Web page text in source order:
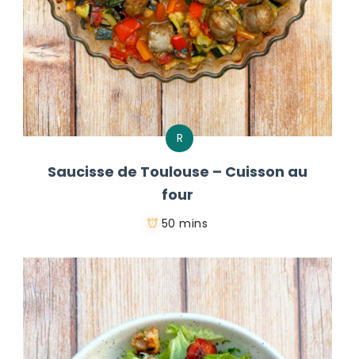
R
Saucisse de Toulouse – Cuisson au
four
50 mins